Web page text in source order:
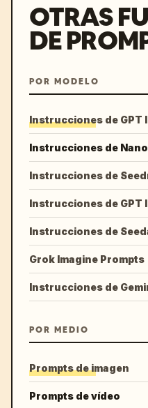
OTRAS
DE
POR MODELO
Instrucciones de GPT
Instrucciones de
Instrucciones de
Instrucciones de GPT
Instrucciones de
Grok Imagine Prompts
Instrucciones de
POR MEDIO
Prompts de imagen
Prompts de vídeo